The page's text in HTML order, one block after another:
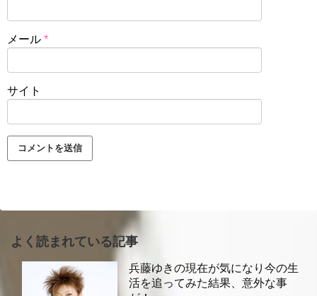
メール *
サイト
よく読まれている記事
兵藤ゆきの現在が気になり今の生
活を追ってみた結果、意外な事